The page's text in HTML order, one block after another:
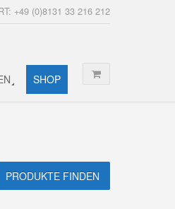
+49 (0)8131 33 216 212
SHOP
PRODUKTE FINDEN